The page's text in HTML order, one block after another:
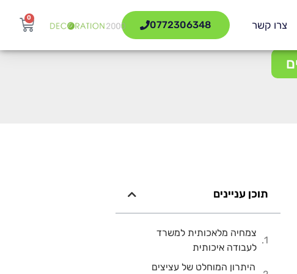
צרו קשר 0772306348
0
תוכן עניינים
צמחיה מלאכותית למשרד
לעבודה איכותית
היתרון המוחלט של עציצים